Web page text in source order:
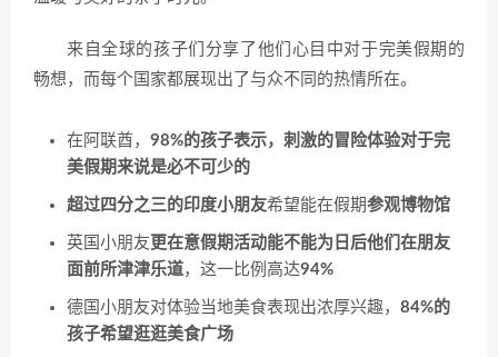
来自全球的孩子们分享了他们心目中对于完美假期的
畅想，而每个国家都展现出了与众不同的热情所在。
在阿联酋， 98%的孩子表示，刺激的冒险体验对于完
美假期来说是必不可少的
超过四分之三的印度小朋友希望能在假期参观博物馆
英国小朋友 更在意假期活动能不能为日后他们在朋友
面前所津津乐道，这一比例高达94%
德国小朋友对体验当地美食表现出浓厚兴趣， 84%的
孩子希望逛逛美食广场